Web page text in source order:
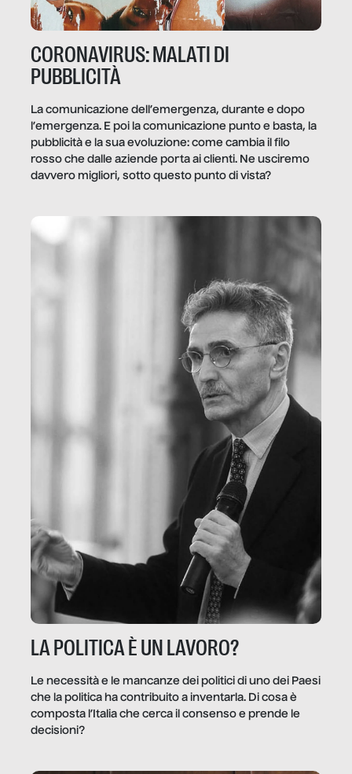
CORONAVIRUS: MALATI DI
PUBBLICITÀ
La comunicazione dell’emergenza, durante e dopo
l’emergenza. E poi la comunicazione punto e basta, la
pubblicità e la sua evoluzione: come cambia il filo
rosso che dalle aziende porta ai clienti. Ne usciremo
davvero migliori, sotto questo punto di vista?
LA POLITICA È UN LAVORO?
Le necessità e le mancanze dei politici di uno dei Paesi
che la politica ha contribuito a inventarla. Di cosa è
composta l’Italia che cerca il consenso e prende le
decisioni?